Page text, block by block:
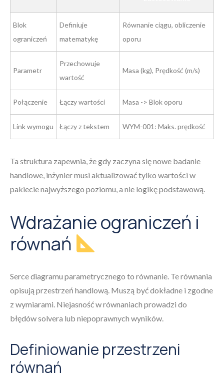
Blok
ograniczeń
Definiuje
matematykę
Równanie ciągu, obliczenie
oporu
Parametr
Przechowuje
wartość
Masa (kg), Prędkość (m/s)
Połączenie Łączy wartości Masa -> Blok oporu
Link wymogu Łączy z tekstem WYM-001: Maks. prędkość
Ta struktura zapewnia, że gdy zaczyna się nowe badanie
handlowe, inżynier musi aktualizować tylko wartości w
pakiecie najwyższego poziomu, a nie logikę podstawową.
Wdrażanie ograniczeń i
równań
Serce diagramu parametrycznego to równanie. Te równania
opisują przestrzeń handlową. Muszą być dokładne i zgodne
z wymiarami. Niejasność w równaniach prowadzi do
błędów solvera lub niepoprawnych wyników.
Definiowanie przestrzeni
równań